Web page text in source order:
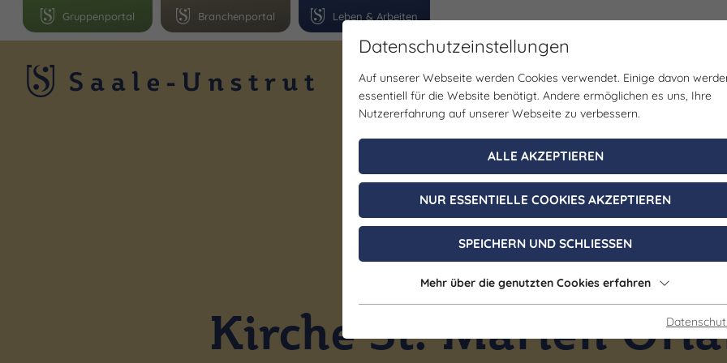
Leben & Arbeiten
Branchenportal
Gruppenportal
Region Erlebnisse Veranstaltungen Planen
Denkmal/Wahrzeichen | Kirche/Dome/Kloster
Kirche St. Marien
Datenschutzeinstellungen
Auf unserer Webseite werden Cookies verwendet. Einige davon
essentiell für die Website benötigt. Andere ermöglichen es uns, Ihre
Nutzererfahrung auf unserer Webseite zu verbessern.
ALLE AKZEPTIEREN
NUR ESSENTIELLE COOKIES AKZEPTIEREN
SPEICHERN UND SCHLIESSEN
Mehr über die genutzten Cookies erfahren